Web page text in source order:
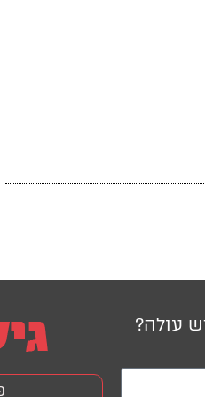
עולה?